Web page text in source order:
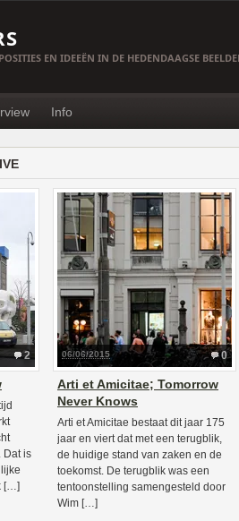
EN IDEEËN IN DE HEDENDAAGSE
Info
2
Dat is
[…]
0
06/06/2015
Arti et Amicitae; Tomorrow
Never Knows
Arti et Amicitae bestaat dit jaar 175
jaar en viert dat met een terugblik,
de huidige stand van zaken en de
toekomst. De terugblik was een
tentoonstelling samengesteld door
Wim […]